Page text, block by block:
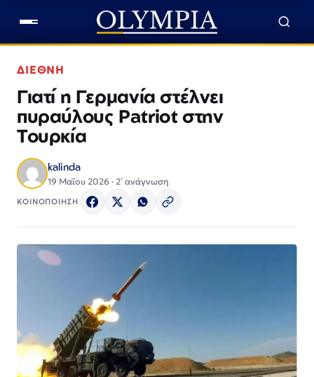
ΔΙΕΘΝΗ
Γιατί η Γερμανία στέλνει
πυραύλους Patriot στην
Τουρκία
kalinda
19 Μαΐου 2026 · 2΄ ανάγνωση
ΚΟΙΝΟΠΟΙΗΣΗ